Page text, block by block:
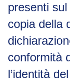
presenti
copia della
conformità
l’identità